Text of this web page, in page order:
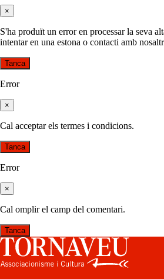
×
S'ha produït un error en processar la seva
intentar en una estona o contacti amb
Tanca
Error
×
Cal acceptar els termes i condicions.
Tanca
Error
×
Cal omplir el camp del comentari.
Tanca